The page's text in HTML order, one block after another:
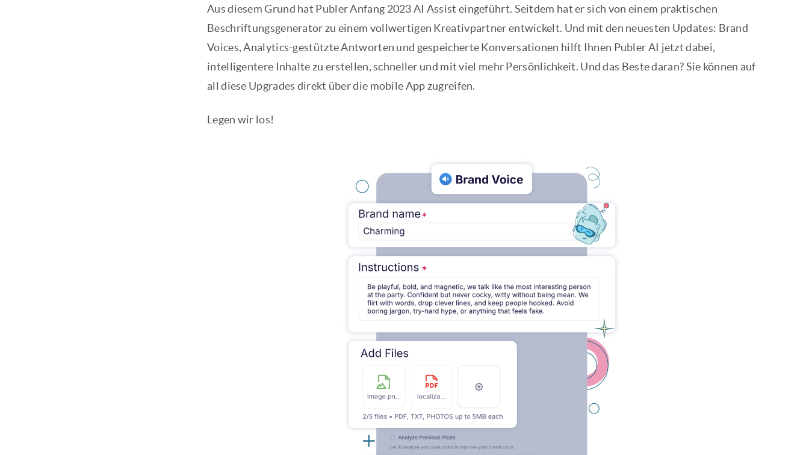
Aus diesem Grund hat Publer Anfang 2023 AI Assist eingeführt. Seitdem hat er sich von einem praktischen
Beschriftungsgenerator zu einem vollwertigen Kreativpartner entwickelt. Und mit den neuesten Updates: Brand
Voices, Analytics-gestützte Antworten und gespeicherte Konversationen hilft Ihnen Publer AI jetzt dabei,
intelligentere Inhalte zu erstellen, schneller und mit viel mehr Persönlichkeit. Und das Beste daran? Sie können auf
all diese Upgrades direkt über die mobile App zugreifen.
Legen wir los!